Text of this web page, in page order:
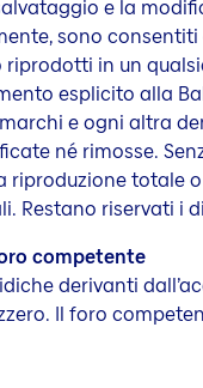
e la
sono consentiti
in un
esplicito alla
e ogni altra
né rimosse.
riproduzione totale
Restano riservati i
competente
derivanti
Il foro